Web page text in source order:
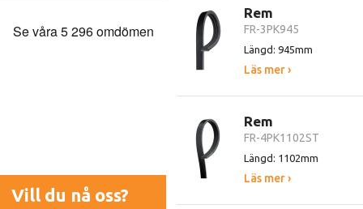
Vill du nå oss?
Rem
FR-3PK945
Längd: 945mm
Läs mer ›
Rem
FR-4PK1102ST
Längd: 1102mm
Läs mer ›